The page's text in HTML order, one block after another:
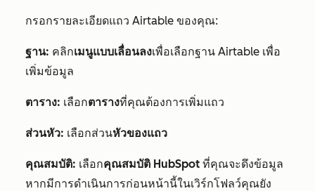
กรอกรายละเอียดแถว Airtable ของคุณ:
ฐาน: คลิกเมนูแบบเลื่อนลงเพื่อเลือกฐาน Airtable เพื่อ
เพิ่มข้อมูล
ตาราง: เลือกตารางที่คุณต้องการเพิ่มแถว
ส่วนหัว: เลือกส่วนหัวของแถว
คุณสมบัติ: เลือกคุณสมบัติ HubSpot ที่คุณจะดึงข้อมูล
หากมีการดำเนินการก่อนหน้านี้ในเวิร์กโฟลว์คุณยัง